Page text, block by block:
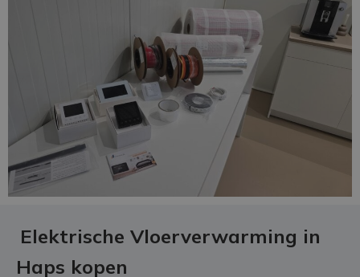
Elektrische Vloerverwarming in
Haps kopen